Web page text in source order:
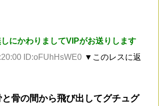
にかわりましてVIPがお送りします
ID:oFUhHsWE0 ▼このレスに返
骨の間から飛び出してグチュグ